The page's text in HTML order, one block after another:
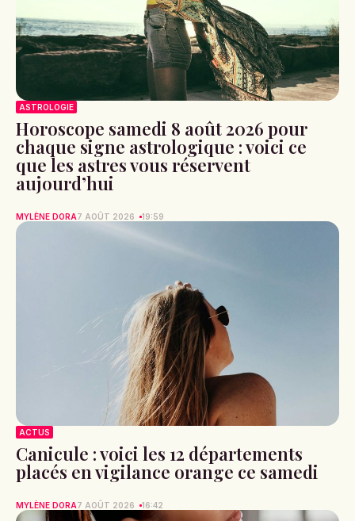
ASTROLOGIE
Horoscope samedi 8 août 2026 pour
chaque signe astrologique : voici ce
que les astres vous réservent
aujourd’hui
MYLÈNE DORA7 AOÛT 2026 19:59
ACTUS
Canicule : voici les 12 départements
placés en vigilance orange ce samedi
MYLÈNE DORA7 AOÛT 2026 16:42